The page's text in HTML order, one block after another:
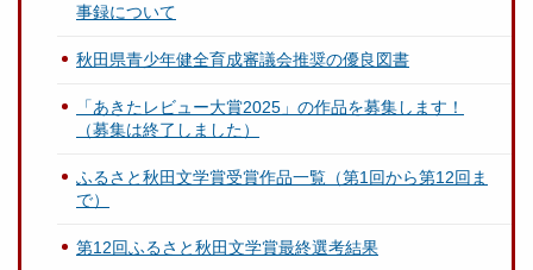
事録について
秋田県青少年健全育成審議会推奨の優良図書
「あきたレビュー大賞2025」の作品を募集します！
（募集は終了しました）
ふるさと秋田文学賞受賞作品一覧（第1回から第12回ま
で）
第12回ふるさと秋田文学賞最終選考結果